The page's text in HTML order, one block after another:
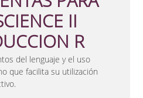
II
R
del lenguaje y el uso
que facilita su utilización